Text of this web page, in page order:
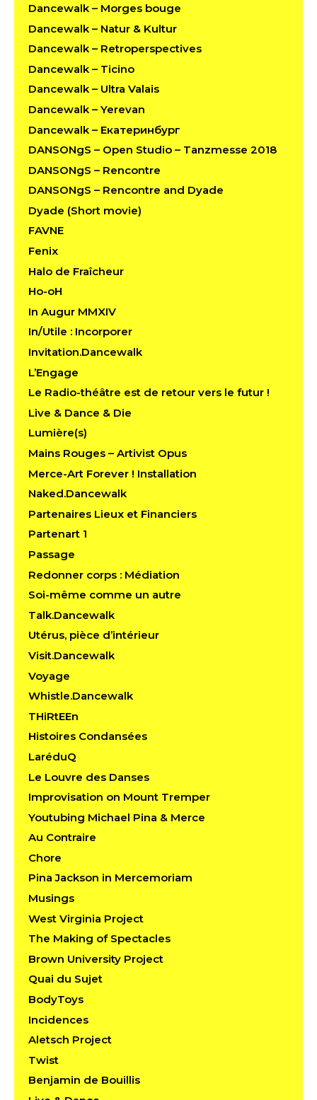
Dancewalk – Morges bouge
Dancewalk – Natur & Kultur
Dancewalk – Retroperspectives
Dancewalk – Ticino
Dancewalk – Ultra Valais
Dancewalk – Yerevan
Dancewalk – Екатеринбург
DANSONgS – Open Studio – Tanzmesse 2018
DANSONgS – Rencontre
DANSONgS – Rencontre and Dyade
Dyade (Short movie)
FAVNE
Fenix
Halo de Fraîcheur
Ho-oH
In Augur MMXIV
In/Utile : Incorporer
Invitation.Dancewalk
L’Engage
Le Radio-théâtre est de retour vers le futur !
Live & Dance & Die
Lumière(s)
Mains Rouges – Artivist Opus
Merce-Art Forever ! Installation
Naked.Dancewalk
Partenaires Lieux et Financiers
Partenart 1
Passage
Redonner corps : Médiation
Soi-même comme un autre
Talk.Dancewalk
Utérus, pièce d’intérieur
Visit.Dancewalk
Voyage
Whistle.Dancewalk
THiRtEEn
Histoires Condansées
LaréduQ
Le Louvre des Danses
Improvisation on Mount Tremper
Youtubing Michael Pina & Merce
Au Contraire
Chore
Pina Jackson in Mercemoriam
Musings
West Virginia Project
The Making of Spectacles
Brown University Project
Quai du Sujet
BodyToys
Incidences
Aletsch Project
Twist
Benjamin de Bouillis